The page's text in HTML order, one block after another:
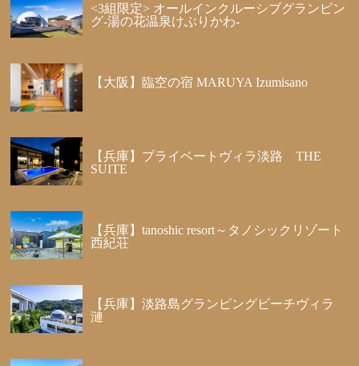
<3組限定> オールインクルーシブグランピン
グ-湯の花温泉けぶりかわ-
【大阪】臨空の宿 MARUYA Izumisano
【兵庫】プライベートヴィラ淡路 THE
SUITE
【兵庫】tanoshic resort～タノシックリゾート
西紀荘
【兵庫】淡路島グランピングビーチヴィラ
漣